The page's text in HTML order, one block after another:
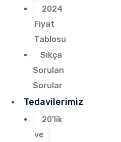
2024
Fiyat
Tablosu
Sıkça
Sorulan
Sorular
Tedavilerimiz
20’lik
ve